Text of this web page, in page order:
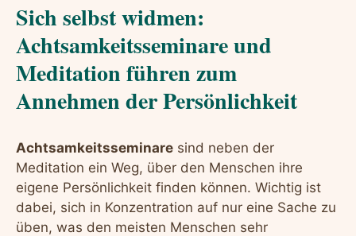
Sich selbst widmen:
Achtsamkeitsseminare und
Meditation führen zum
Annehmen der Persönlichkeit
Achtsamkeitsseminare sind neben der
Meditation ein Weg, über den Menschen ihre
eigene Persönlichkeit finden können. Wichtig ist
dabei, sich in Konzentration auf nur eine Sache zu
üben, was den meisten Menschen sehr